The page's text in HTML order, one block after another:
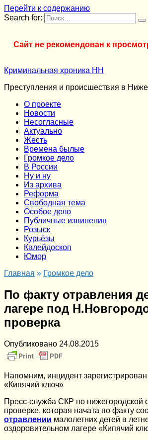
Перейти к содержанию
Search for:
Сайт не рекомендован к
Криминальная хроника НН
Преступления и происшествия в
О проекте
Новости
Несогласные
Актуально
Жесть
Времена былые
Громкое дело
В России
Ну и ну
Из архива
Реформа
Cвободная тема
Особое дело
Публичные извинения
Розыск
Курьёзы
Калейдоскоп
Юмор
Главная » Громкое дело
По факту отравления
лагере под
проверка
Опубликовано 24.08.2015
Напомним, инцидент
«Кипячий ключ»
Пресс-служба СКР по нижегородской
проверке, которая начата по факту
отравлении малолетних детей в
оздоровительном лагере «Кипячий